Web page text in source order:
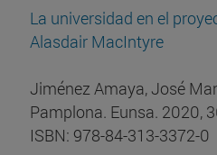
La universidad en el
Alasdair MacIntyre
Jiménez Amaya, José
Pamplona. Eunsa. 2020,
ISBN: 978-84-313-3372-0